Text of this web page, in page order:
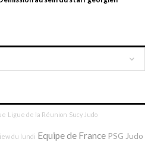
Ligue de la Réunion Sucy Judo
du lundi Equipe de France PSG Judo